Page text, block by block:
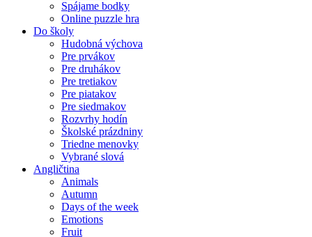
Spájame bodky
Online puzzle hra
Do školy
Hudobná výchova
Pre prvákov
Pre druhákov
Pre tretiakov
Pre piatakov
Pre siedmakov
Rozvrhy hodín
Školské prázdniny
Triedne menovky
Vybrané slová
Angličtina
Animals
Autumn
Days of the week
Emotions
Fruit